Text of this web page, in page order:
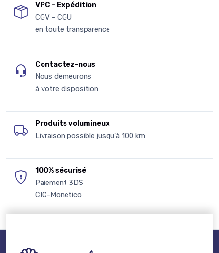
VPC - Expédition
CGV - CGU
en toute transparence
Contactez-nous
Nous demeurons
à votre disposition
Produits volumineux
Livraison possible jusqu'à 100 km
100% sécurisé
Paiement 3DS
CIC-Monetico